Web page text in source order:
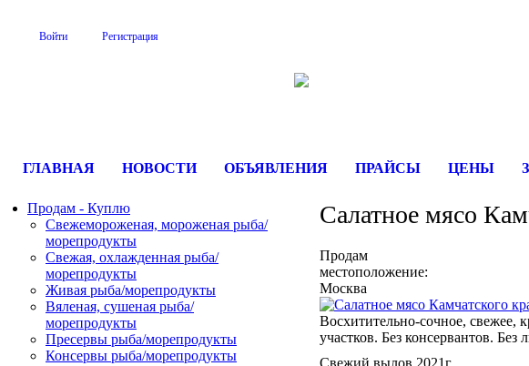
Войти Регистрация
ГЛАВНАЯ НОВОСТИ ОБЪЯВЛЕНИЯ ПРАЙСЫ ЦЕНЫ
Продам - Куплю
Свежемороженая, мороженая рыба/
морепродукты
Свежая, охлажденная рыба/
морепродукты
Живая рыба/морепродукты
Вяленая, сушеная рыба/
морепродукты
Пресервы рыба/морепродукты
Консервы рыба/морепродукты
Салатное мясо
Продам
местоположение:
Москва
Восхитительно-сочное, свежее,
участков. Без консервантов.
Свежий вылов 2021г.